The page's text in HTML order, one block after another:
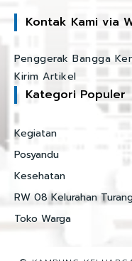
Kontak Kami via
Penggerak Bangga
Kirim Artikel
Kategori Populer
Kegiatan
Posyandu
Kesehatan
RW 08 Kelurahan
Toko Warga